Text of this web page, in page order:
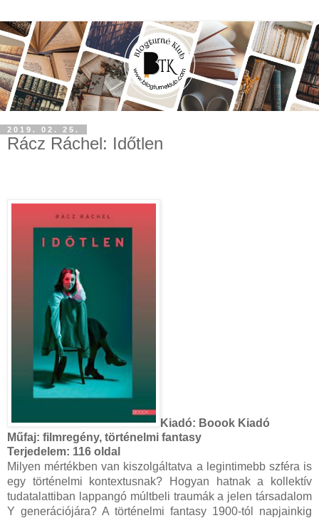
2019. 02. 25.
Rácz Ráchel: Időtlen
Kiadó: Boook Kiadó
Műfaj: filmregény, történelmi fantasy
Terjedelem: 116 oldal
Milyen mértékben van kiszolgáltatva a legintimebb szféra is
egy történelmi kontextusnak? Hogyan hatnak a kollektív
tudatalattiban lappangó múltbeli traumák a jelen társadalom
Y generációjára? A történelmi fantasy 1900-tól napjainkig